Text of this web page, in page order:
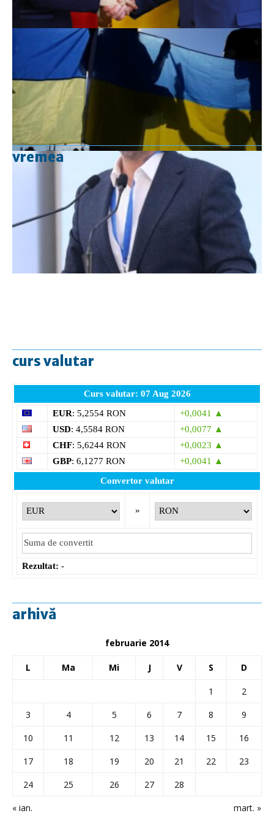
vremea
curs valutar
Curs valutar: 07 Aug 2026
EUR: 5,2554 RON
+0,0041 ▲
USD: 4,5584 RON
+0,0077 ▲
CHF: 5,6244 RON
+0,0023 ▲
GBP: 6,1277 RON
+0,0041 ▲
Convertor valutar
»
Rezultat: -
arhivă
februarie 2014
L Ma Mi J V S D
« ian. mart. »
1
2
3
4 5 6 7 8
9
10
11 12 13 14 15
16
17
18 19 20 21 22
23
24
25 26 27 28